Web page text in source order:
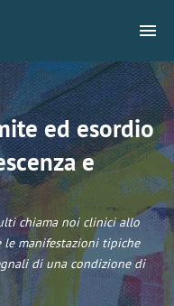
ed esordio
e
chiama noi clinici allo
manifestazioni tipiche
di una condizione di